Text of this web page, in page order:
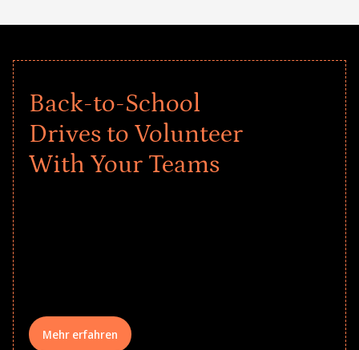
Back-to-School
Drives to Volunteer
With Your Teams
Mehr erfahren